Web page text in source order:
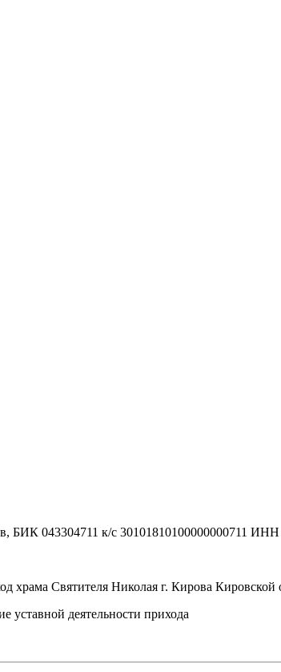
043304711 к/с 30101810100000000711
храма Святителя Николая г. Кирова
уставной деятельности прихода